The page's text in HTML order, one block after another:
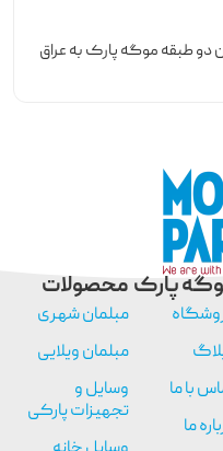
دو طبقه موگه پارک به عراق
پارک
با ما
ما
محصولات
مبلمان شهری
مبلمان ویلایی
وسایل و
تجهیزات پارکی